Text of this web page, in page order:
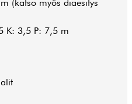
(katso myös diaesitys
K: 3,5 P: 7,5 m